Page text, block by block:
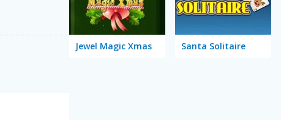
Jewel Magic Xmas Santa Solitaire